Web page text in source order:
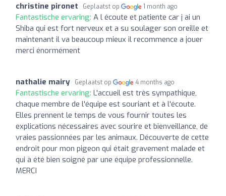
christine pironet Geplaatst op 1 month ago
Fantastische ervaring: A l écoute et patiente car j ai un
Shiba qui est fort nerveux et a su soulager son oreille et
maintenant il va beaucoup mieux il recommence a jouer
merci énormément
nathalie mairy Geplaatst op 4 months ago
Fantastische ervaring: L'accueil est très sympathique,
chaque membre de l'équipe est souriant et à l'écoute.
Elles prennent le temps de vous fournir toutes les
explications nécessaires avec sourire et bienveillance, de
vraies passionnées par les animaux. Découverte de cette
endroit pour mon pigeon qui était gravement malade et
qui à été bien soigné par une équipe professionnelle.
MERCI